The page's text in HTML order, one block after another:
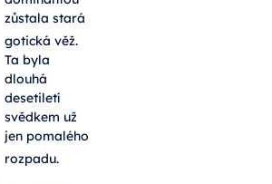
zůstala stará
gotická věž.
Ta byla
dlouhá
desetiletí
svědkem už
jen pomalého
rozpadu.